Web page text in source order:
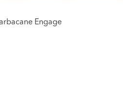
Engage